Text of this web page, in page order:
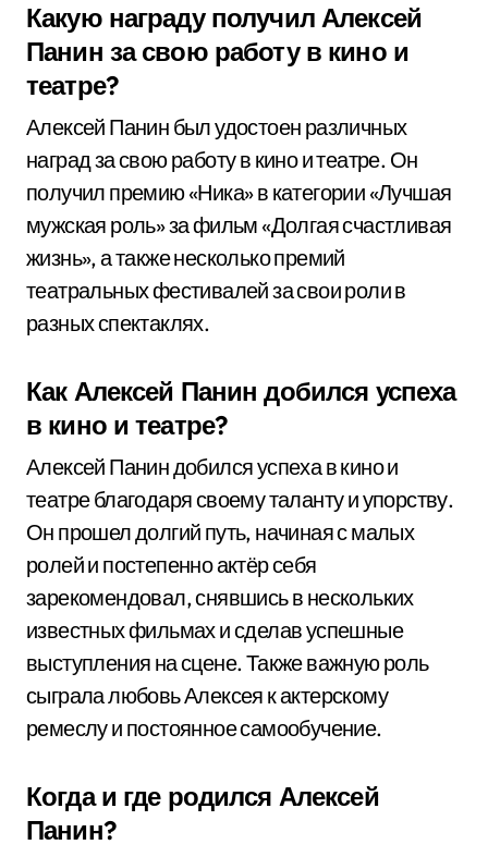
Какую награду получил Алексей
Панин за свою работу в кино и
театре?
Алексей Панин был удостоен различных
наград за свою работу в кино и театре. Он
получил премию «Ника» в категории «Лучшая
мужская роль» за фильм «Долгая счастливая
жизнь», а также несколько премий
театральных фестивалей за свои роли в
разных спектаклях.
Как Алексей Панин добился успеха
в кино и театре?
Алексей Панин добился успеха в кино и
театре благодаря своему таланту и упорству.
Он прошел долгий путь, начиная с малых
ролей и постепенно актёр себя
зарекомендовал, снявшись в нескольких
известных фильмах и сделав успешные
выступления на сцене. Также важную роль
сыграла любовь Алексея к актерскому
ремеслу и постоянное самообучение.
Когда и где родился Алексей
Панин?